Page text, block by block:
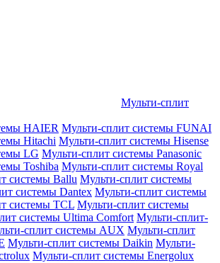
Мульти-сплит
HAIER Мульти-сплит системы FUNAI
Hitachi Мульти-сплит системы Hisense
LG Мульти-сплит системы Panasonic
Toshiba Мульти-сплит системы Royal
системы Ballu Мульти-сплит системы
системы Dantex Мульти-сплит системы
системы TCL Мульти-сплит системы
системы Ultima Comfort Мульти-сплит-
сплит системы AUX Мульти-сплит
Мульти-сплит системы Daikin Мульти-
Мульти-сплит системы Energolux